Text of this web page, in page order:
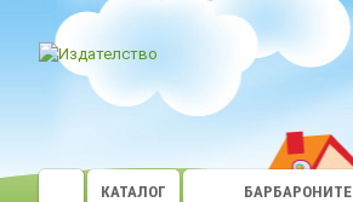
КАТАЛОГ БАРБАРОНИТЕ